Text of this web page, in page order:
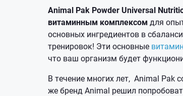
Animal Pak Powder Universal
витаминным комплексом для
основных ингредиентов в
тренировок! Эти основные
что ваш организм будет
В течение многих лет, Animal Pak
же бренд Animal решил